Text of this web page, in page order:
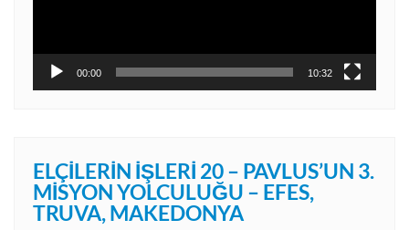
00:00 10:32
ELÇILERIN İŞLERI 20 – PAVLUS’UN 3.
MISYON YOLCULUĞU – EFES,
TRUVA, MAKEDONYA